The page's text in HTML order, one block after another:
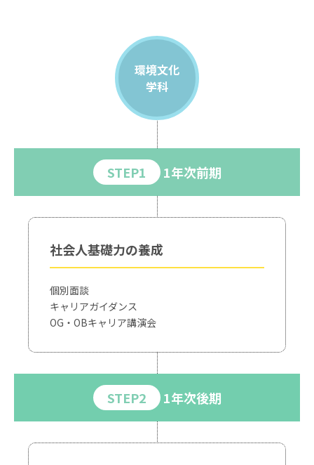
環境文化
学科
STEP1 1年次前期
社会人基礎力の養成
個別面談
キャリアガイダンス
OG・OBキャリア講演会
STEP2 1年次後期